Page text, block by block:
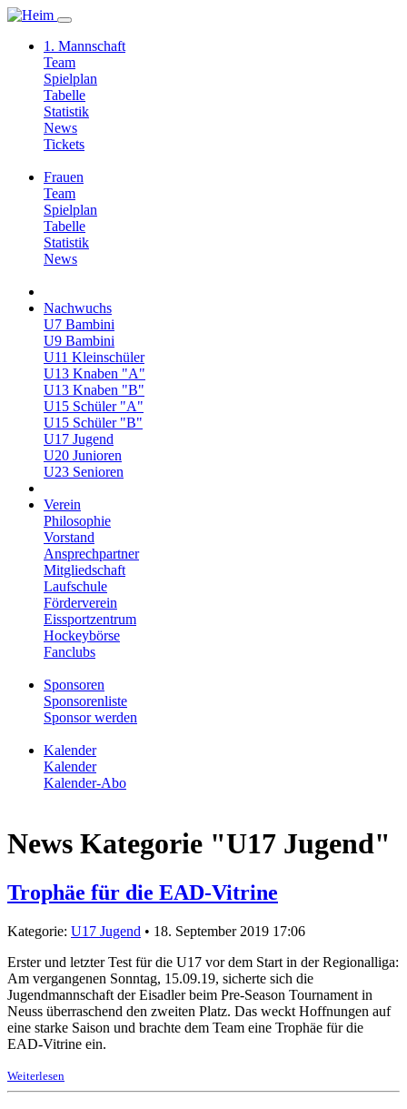
1. Mannschaft
Team
Spielplan
Tabelle
Statistik
News
Tickets
Frauen
Team
Spielplan
Tabelle
Statistik
News
Nachwuchs
U7 Bambini
U9 Bambini
U11 Kleinschüler
U13 Knaben "A"
U13 Knaben "B"
U15 Schüler "A"
U15 Schüler "B"
U17 Jugend
U20 Junioren
U23 Senioren
Verein
Philosophie
Vorstand
Ansprechpartner
Mitgliedschaft
Laufschule
Förderverein
Eissportzentrum
Hockeybörse
Fanclubs
Sponsoren
Sponsorenliste
Sponsor werden
Kalender
Kalender
Kalender-Abo
News Kategorie "U17 Jugend"
Trophäe für die EAD-Vitrine
Kategorie: U17 Jugend • 18. September 2019 17:06
Erster und letzter Test für die U17 vor dem Start in der Regionalliga:
Am vergangenen Sonntag, 15.09.19, sicherte sich die
Jugendmannschaft der Eisadler beim Pre-Season Tournament in
Neuss überraschend den zweiten Platz. Das weckt Hoffnungen auf
eine starke Saison und brachte dem Team eine Trophäe für die
EAD-Vitrine ein.
Weiterlesen